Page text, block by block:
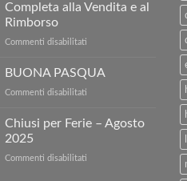
5€
nostro
sito!
Completa alla Vendita e al
Rimborso
Commenti disabilitati
i
con
BUONA PASQUA
Commenti disabilitati
PASQUA
Chiusi per Ferie – Agosto
2025
Commenti disabilitati